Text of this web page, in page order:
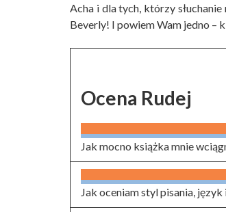
Acha i dla tych, którzy
Beverly! I powiem Wam jedno –
Ocena Rudej
Jak mocno książka mnie
Jak oceniam styl pisania,